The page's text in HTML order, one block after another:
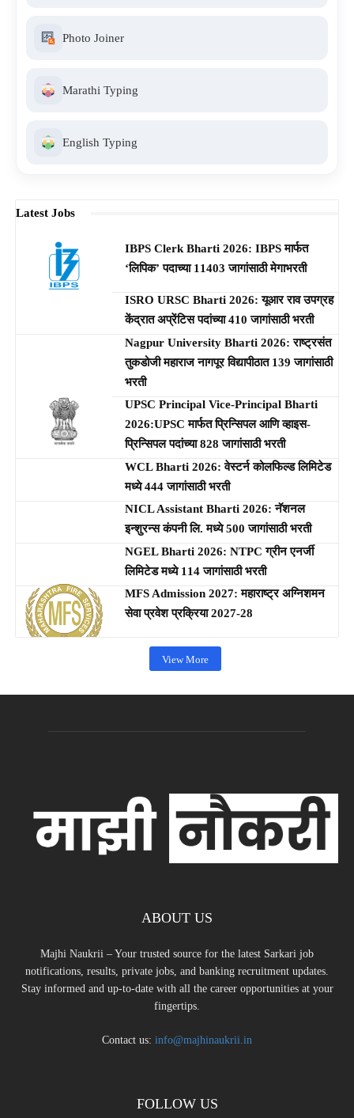
Photo Joiner
Marathi Typing
English Typing
Latest Jobs
IBPS Clerk Bharti 2026: IBPS मार्फत
‘लिपिक’ पदाच्या 11403 जागांसाठी मेगाभरती
ISRO URSC Bharti 2026: यूआर राव उपग्रह
केंद्रात अप्रेंटिस पदांच्या 410 जागांसाठी भरती
Nagpur University Bharti 2026: राष्ट्रसंत
तुकडोजी महाराज नागपूर विद्यापीठात 139 जागांसाठी
भरती
UPSC Principal Vice-Principal Bharti
2026:UPSC मार्फत प्रिन्सिपल आणि व्हाइस-
प्रिन्सिपल पदांच्या 828 जागांसाठी भरती
WCL Bharti 2026: वेस्टर्न कोलफिल्ड लिमिटेड
मध्ये 444 जागांसाठी भरती
NICL Assistant Bharti 2026: नॅशनल
इन्शुरन्स कंपनी लि. मध्ये 500 जागांसाठी भरती
NGEL Bharti 2026: NTPC ग्रीन एनर्जी
लिमिटेड मध्ये 114 जागांसाठी भरती
MFS Admission 2027: महाराष्ट्र अग्निशमन
सेवा प्रवेश प्रक्रिया 2027-28
View More
ABOUT US
Majhi Naukrii – Your trusted source for the latest Sarkari job
notifications, results, private jobs, and banking recruitment updates.
Stay informed and up-to-date with all the career opportunities at your
fingertips.
Contact us: info@majhinaukrii.in
FOLLOW US